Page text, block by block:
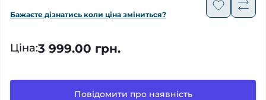
Бажаєте дізнатись коли ціна зміниться?
Ціна:3 999.00 грн.
Повідомити про наявність